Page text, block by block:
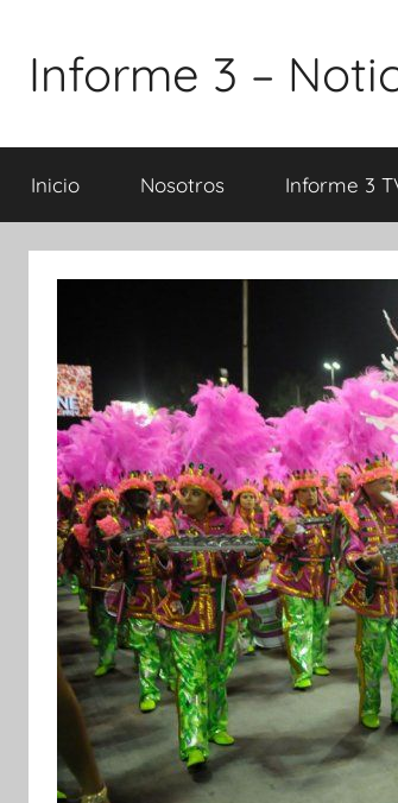
contenido
Informe 3 –
Inicio Nosotros Informe 3